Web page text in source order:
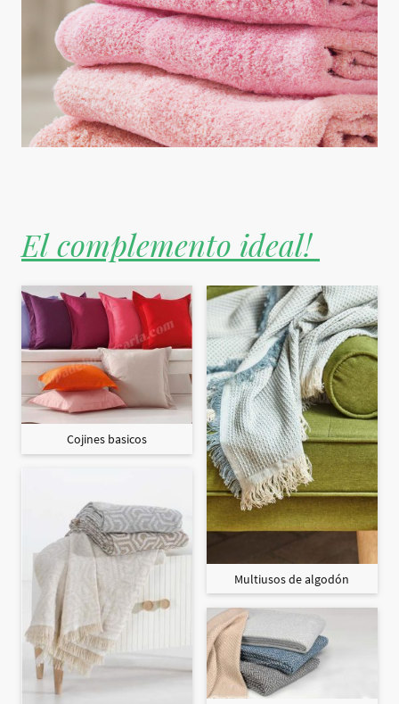
El complemento ideal!
Cojines basicos
Multiusos de algodón